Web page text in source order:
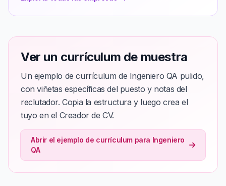
Ver un currículum de muestra
Un ejemplo de currículum de Ingeniero QA pulido,
con viñetas específicas del puesto y notas del
reclutador. Copia la estructura y luego crea el
tuyo en el Creador de CV.
Abrir el ejemplo de currículum para Ingeniero
QA